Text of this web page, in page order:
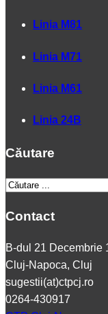
Linia M81
Linia M71
Linia M61
Linia 24B
Căutare
Contact
B-dul 21 Decembrie
Cluj-Napoca, Cluj
sugestii(at)ctpcj.ro
0264-430917